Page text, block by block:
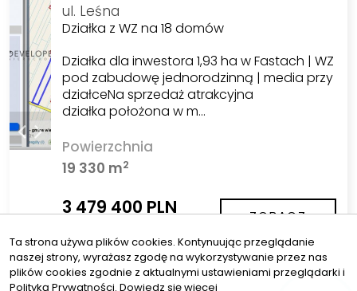
ul. Leśna
Działka z WZ na 18 domów
Działka dla inwestora 1,93 ha w Fastach | WZ
pod zabudowę jednorodzinną | media przy
działceNa sprzedaż atrakcyjna
działka położona w m…
Powierzchnia
19 330 m2
3 479 400 PLN ZOBACZ
1 2 3 4 5
Ta strona używa plików cookies. Kontynuując przeglądanie
naszej strony, wyrażasz zgodę na wykorzystywanie przez nas
plików cookies zgodnie z aktualnymi ustawieniami przeglądarki i
Polityką Prywatności. Dowiedz się więcej